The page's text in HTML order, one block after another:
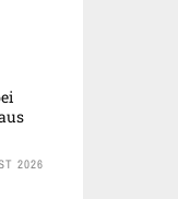
2026